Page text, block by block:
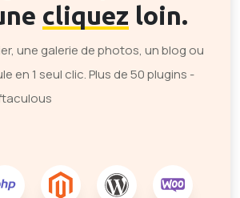
cliquez loin.
une galerie de photos, un blog ou
en 1 seul clic. Plus de 50 plugins -